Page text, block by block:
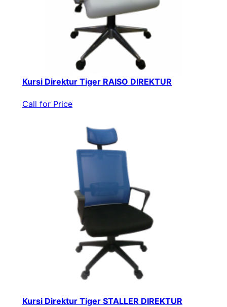
Kursi Direktur Tiger RAISO DIREKTUR
Call for Price
Kursi Direktur Tiger STALLER DIREKTUR